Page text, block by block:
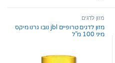
t
f
5
מזון לדגים
מזון לדגים טרופיים jbl נובו גרנו מיקס
מיני 100 מ”ל